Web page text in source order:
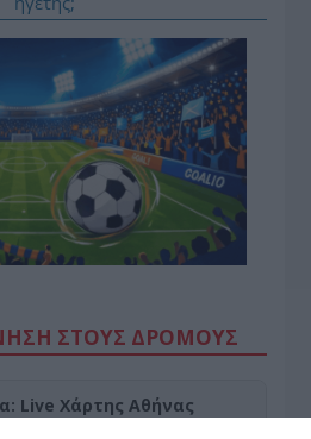
ΣΤΟΥΣ ΔΡΌΜΟΥΣ
Live Χάρτης Αθήνας